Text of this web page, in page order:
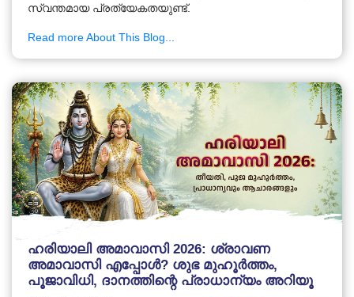
സ്വന്തമായ പ്രത്യേകതയുണ്ട്.
Read more About This Blog...
ഹരിയാലി അമാവാസി 2026: ശ്രാവണ
അമാവാസി എപ്പോൾ? ശുഭ മുഹൂർത്തം,
പൂജാവിധി, ദാനത്തിന്റെ പ്രാധാന്യം അറിയൂ